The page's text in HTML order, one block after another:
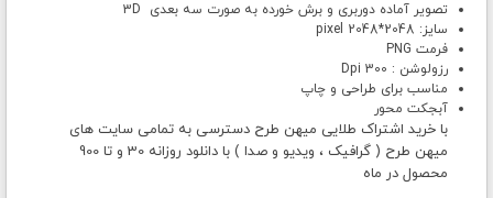
تصویر آماده دوربری و برش خورده به صورت سه بعدی 3D
سایز: 2048*2048 pixel
فرمت PNG
رزولوشن : 300 Dpi
مناسب برای طراحی و چاپ
آبجکت محور
با خرید اشتراک طلایی میهن طرح دسترسی به تمامی سایت های
میهن طرح ( گرافیک ، ویدیو و صدا ) با دانلود روزانه 30 و تا 900
محصول در ماه